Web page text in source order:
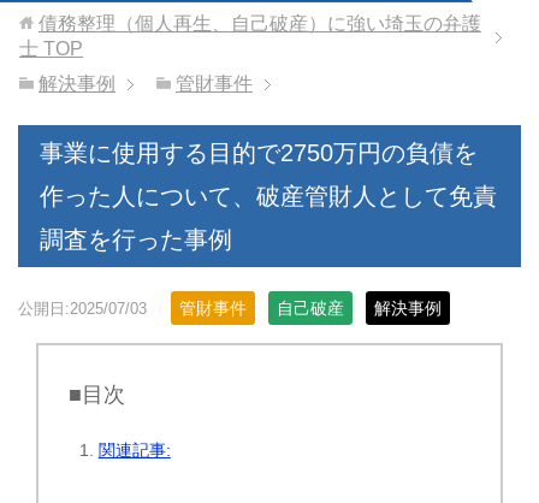
債務整理（個人再生、自己破産）に強い埼玉の弁護
士 TOP
解決事例
管財事件
事業に使用する目的で2750万円の負債を
作った人について、破産管財人として免責
調査を行った事例
公開日:2025/07/03 管財事件 自己破産 解決事例
■目次
関連記事: